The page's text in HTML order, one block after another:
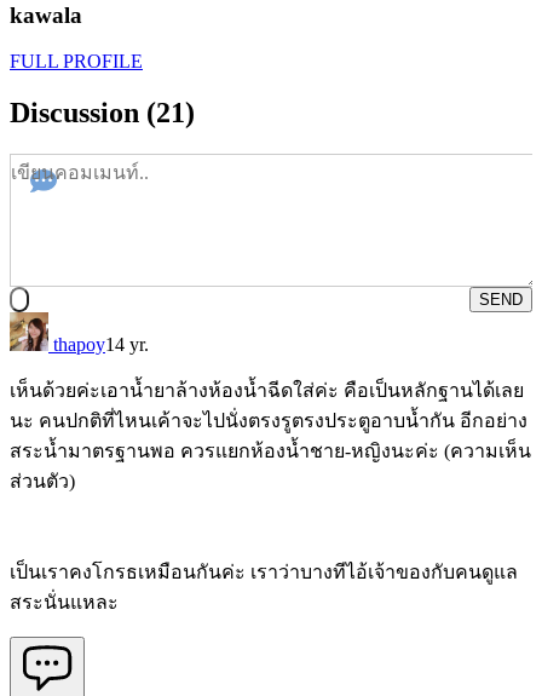
kawala
FULL PROFILE
Discussion (21)
SEND
thapoy14 yr.
เห็นด้วยค่ะเอาน้ำยาล้างห้องน้ำฉีดใส่ค่ะ คือเป็นหลักฐานได้เลย
นะ คนปกติที่ไหนเค้าจะไปนั่งตรงรูตรงประตูอาบน้ำกัน อีกอย่าง
สระน้ำมาตรฐานพอ ควรแยกห้องน้ำชาย-หญิงนะค่ะ (ความเห็น
ส่วนตัว)
เป็นเราคงโกรธเหมือนกันค่ะ เราว่าบางทีไอ้เจ้าของกับคนดูแล
สระนั่นแหละ